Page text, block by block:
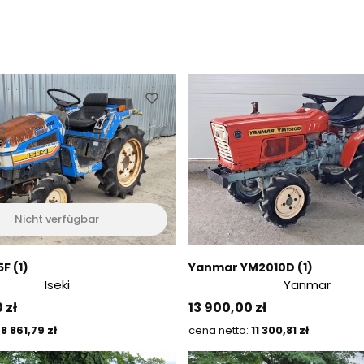
Nicht verfügbar
(1)
Iseki
Preis
8 861,79 zł
Yanmar YM2010D (1)
Yanmar
Preis
13 900,00 zł
Preis
11 300,81 zł